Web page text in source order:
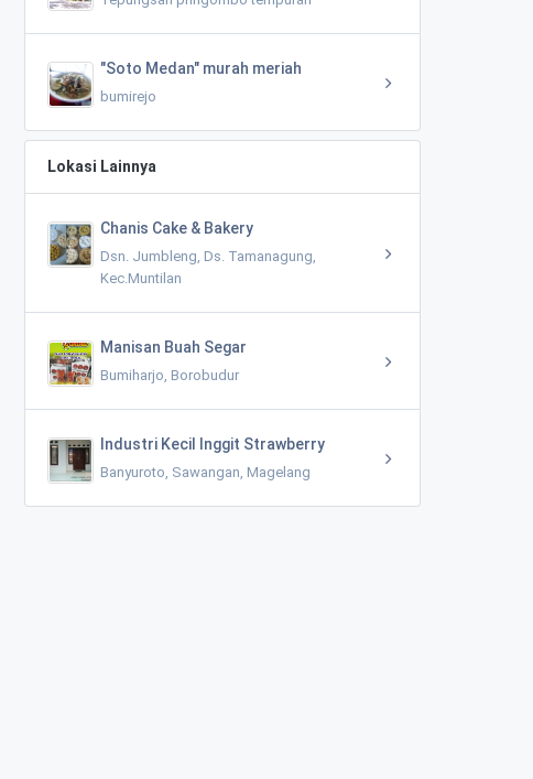
"Soto Medan" murah meriah
bumirejo
Lokasi Lainnya
Chanis Cake & Bakery
Dsn. Jumbleng, Ds. Tamanagung,
Kec.Muntilan
Manisan Buah Segar
Bumiharjo, Borobudur
Industri Kecil Inggit Strawberry
Banyuroto, Sawangan, Magelang